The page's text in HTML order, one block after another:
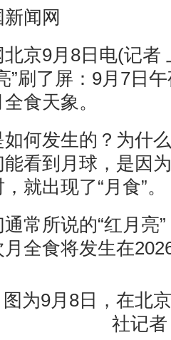
闻网
9月8日电(记者
”刷了屏：9月7日
食天象。
发生的？为什么
看到月球，是因
就出现了“月食”。
所说的“红月亮”
全食将发生在
为9月8日，在北
社记